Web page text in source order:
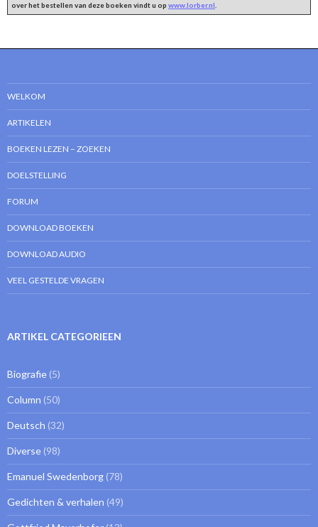
over het bestellen van deze boeken vindt u op www.lorber.nl
WELKOM
ARTIKELEN
BOEKEN LEZEN – ZOEKEN
DOELSTELLING
FORUM
DOWNLOAD BOEKEN
DOWNLOAD AUDIO
VEEL GESTELDE VRAGEN
ARTIKEL CATEGORIEEN
Biografie (5)
Column (50)
Deutsch (32)
Diverse (98)
Emanuel Swedenborg (78)
Gedichten & verhalen (49)